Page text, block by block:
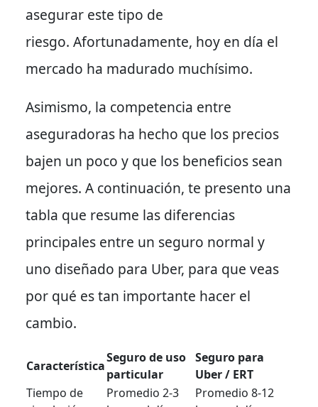
asegurar este tipo de
riesgo. Afortunadamente, hoy en día el
mercado ha madurado muchísimo.
Asimismo, la competencia entre
aseguradoras ha hecho que los precios
bajen un poco y que los beneficios sean
mejores. A continuación, te presento una
tabla que resume las diferencias
principales entre un seguro normal y
uno diseñado para Uber, para que veas
por qué es tan importante hacer el
cambio.
Característica
Seguro de uso
particular
Seguro para
Uber / ERT
Tiempo de
Promedio 2-3
Promedio 8-12